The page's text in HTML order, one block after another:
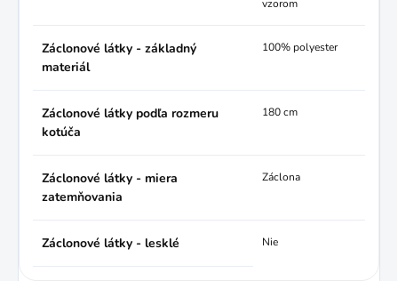
vzorom
Záclonové látky - základný
materiál
100% polyester
Záclonové látky podľa rozmeru
kotúča
180 cm
Záclonové látky - miera
zatemňovania
Záclona
Záclonové látky - lesklé Nie